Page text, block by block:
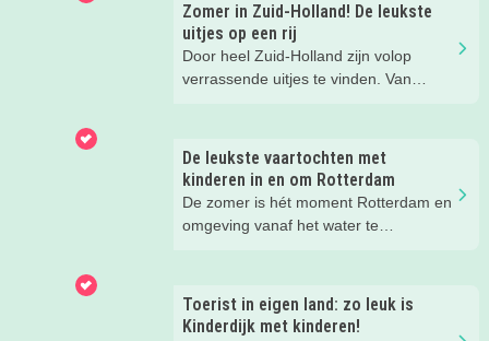
Zomer in Zuid-Holland! De leukste
uitjes op een rij
Door heel Zuid-Holland zijn volop
verrassende uitjes te vinden. Van
weer een aantal echt toffe zomeruitjes
in Zuid-Holland. En die delen we
natuurlijk graag met je!
De leukste vaartochten met
kinderen in en om Rotterdam
De zomer is hét moment Rotterdam en
omgeving vanaf het water te
havens of beleef de
havengeschiedenis vanaf een
Toerist in eigen land: zo leuk is
Kinderdijk met kinderen!